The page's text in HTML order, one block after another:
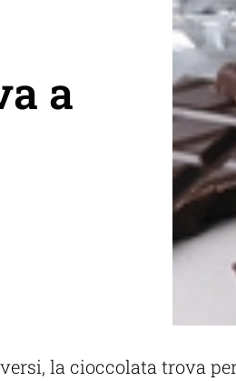
a
la cioccolata trova